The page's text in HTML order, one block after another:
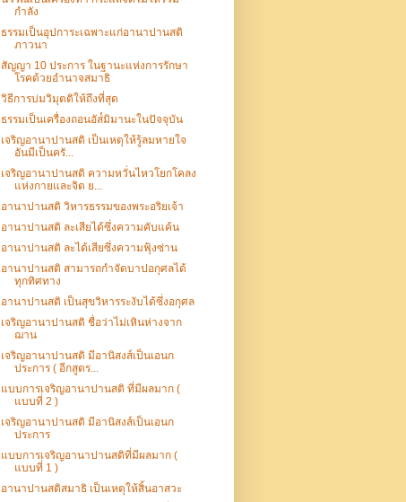
กำลัง
ธรรมเป็นอุปการะเฉพาะแก่อานาปานสติ
ภาวนา
สัญญา 10 ประการ ในฐานะแห่งการรักษา
โรคด้วยอำนาจสมาธิ
วิธีการบ่มวิมุตติให้ถึงที่สุด
ธรรมเป็นเครื่องถอนอัส๎มิมานะในปัจจุบัน
เจริญอานาปานสติ เป็นเหตุให้รู้ลมหายใจ
อันมีเป็นครั...
เจริญอานาปานสติ ความหวั่นไหวโยกโคลง
แห่งกายและจิต ย...
อานาปานสติ วิหารธรรมของพระอริยเจ้า
อานาปานสติ ละเสียได้ซึ่งความคับแค้น
อานาปานสติ ละได้เสียซึ่งความฟุ้งซ่าน
อานาปานสติ สามารถกำจัดบาปอกุศลได้
ทุกทิศทาง
อานาปานสติ เป็นสุขวิหารระงับได้ซึ่งอกุศล
เจริญอานาปานสติ ชื่อว่าไม่เหินห่างจาก
ฌาน
เจริญอานาปานสติ มีอานิสงส์เป็นเอนก
ประการ ( อีกสูตร...
แบบการเจริญอานาปานสติ ที่มีผลมาก (
แบบที่ 2 )
เจริญอานาปานสติ มีอานิสงส์เป็นเอนก
ประการ
แบบการเจริญอานาปานสติที่มีผลมาก (
แบบที่ 1 )
อานาปานสติสมาธิ เป็นเหตุให้สิ้นอาสวะ